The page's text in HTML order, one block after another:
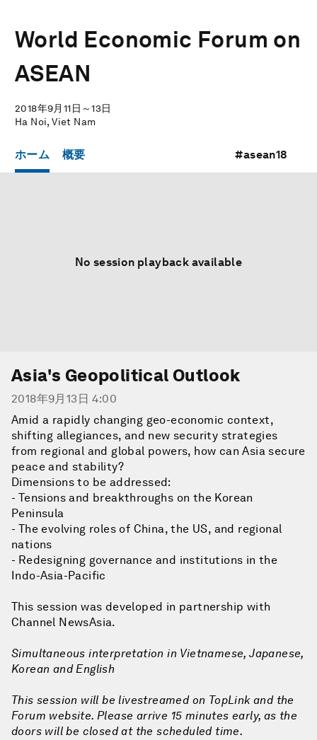
World Economic Forum on
ASEAN
2018年9月11日～13日
Ha Noi, Viet Nam
ホーム 概要 #asean18
No session playback available
Asia's Geopolitical Outlook
2018年9月13日 4:00
Amid a rapidly changing geo-economic context,
shifting allegiances, and new security strategies
from regional and global powers, how can Asia secure
peace and stability?
Dimensions to be addressed:
- Tensions and breakthroughs on the Korean
Peninsula
- The evolving roles of China, the US, and regional
nations
- Redesigning governance and institutions in the
Indo-Asia-Pacific
This session was developed in partnership with
Channel NewsAsia.
Simultaneous interpretation in Vietnamese, Japanese,
Korean and English
This session will be livestreamed on TopLink and the
Forum website. Please arrive 15 minutes early, as the
doors will be closed at the scheduled time.